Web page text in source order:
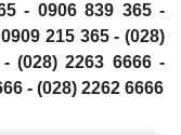
- 0906 839 365 -
215 365 - (028)
(028) 2263 6666 -
- (028) 2262 6666